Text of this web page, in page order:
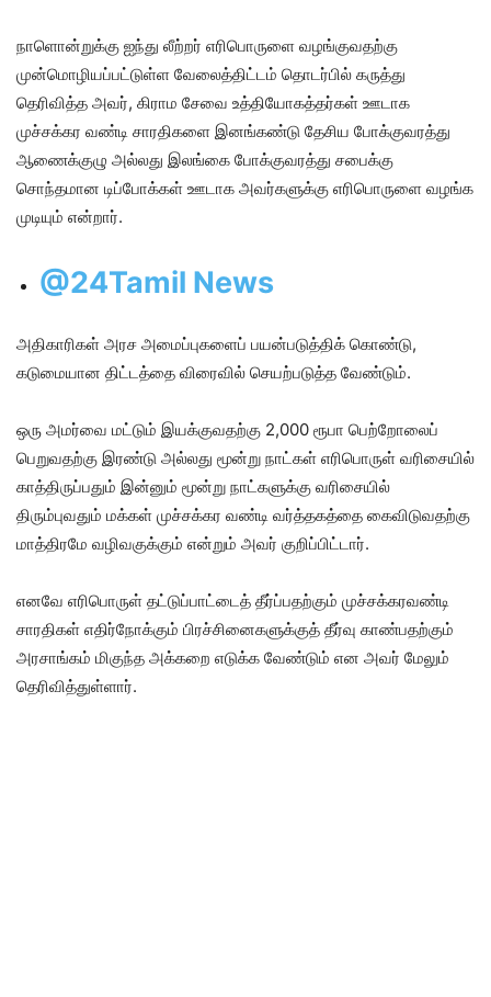
நாளொன்றுக்கு ஐந்து லீற்றர் எரிபொருளை வழங்குவதற்கு
முன்மொழியப்பட்டுள்ள வேலைத்திட்டம் தொடர்பில் கருத்து
தெரிவித்த அவர், கிராம சேவை உத்தியோகத்தர்கள் ஊடாக
முச்சக்கர வண்டி சாரதிகளை இனங்கண்டு தேசிய போக்குவரத்து
ஆணைக்குழு அல்லது இலங்கை போக்குவரத்து சபைக்கு
சொந்தமான டிப்போக்கள் ஊடாக அவர்களுக்கு எரிபொருளை வழங்க
முடியும் என்றார்.
@24Tamil News
அதிகாரிகள் அரச அமைப்புகளைப் பயன்படுத்திக் கொண்டு,
கடுமையான திட்டத்தை விரைவில் செயற்படுத்த வேண்டும்.
ஒரு அமர்வை மட்டும் இயக்குவதற்கு 2,000 ரூபா பெற்றோலைப்
பெறுவதற்கு இரண்டு அல்லது மூன்று நாட்கள் எரிபொருள் வரிசையில்
காத்திருப்பதும் இன்னும் மூன்று நாட்களுக்கு வரிசையில்
திரும்புவதும் மக்கள் முச்சக்கர வண்டி வர்த்தகத்தை கைவிடுவதற்கு
மாத்திரமே வழிவகுக்கும் என்றும் அவர் குறிப்பிட்டார்.
எனவே எரிபொருள் தட்டுப்பாட்டைத் தீர்ப்பதற்கும் முச்சக்கரவண்டி
சாரதிகள் எதிர்நோக்கும் பிரச்சினைகளுக்குத் தீர்வு காண்பதற்கும்
அரசாங்கம் மிகுந்த அக்கறை எடுக்க வேண்டும் என அவர் மேலும்
தெரிவித்துள்ளார்.